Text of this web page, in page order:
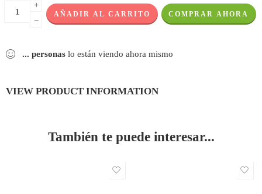
+
−
AÑADIR AL CARRITO COMPRAR AHORA
... personas lo están viendo ahora mismo
VIEW PRODUCT INFORMATION
También te puede interesar...